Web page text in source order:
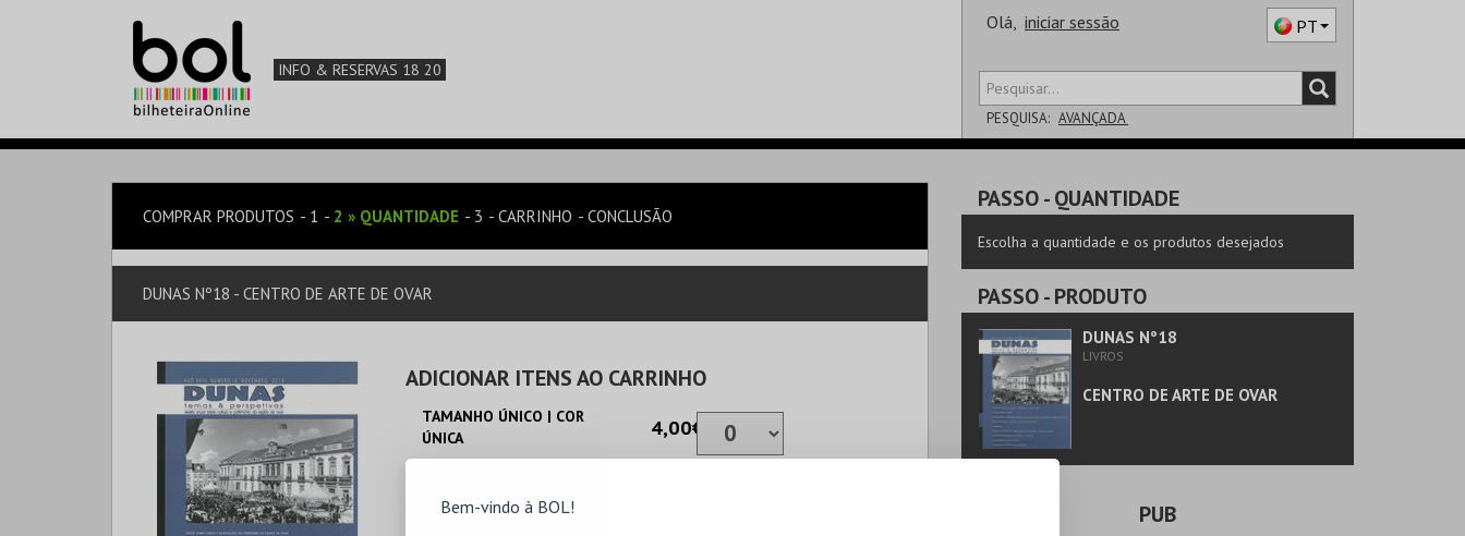
Bem-vindo à BOL!
INFO & RESERVAS 18 20
Olá, iniciar sessão PT
PESQUISA: AVANÇADA
COMPRAR PRODUTOS 1 2 » QUANTIDADE 3 CARRINHO CONCLUSÃO
DUNAS Nº18 - CENTRO DE ARTE DE OVAR
ADICIONAR ITENS AO CARRINHO
TAMANHO ÚNICO | COR
ÚNICA
4,00€
PASSO- QUANTIDADE
Escolha a quantidade e os produtos desejados
PASSO- PRODUTO
DUNAS Nº18
LIVROS
CENTRO DE ARTE DE OVAR
PUB